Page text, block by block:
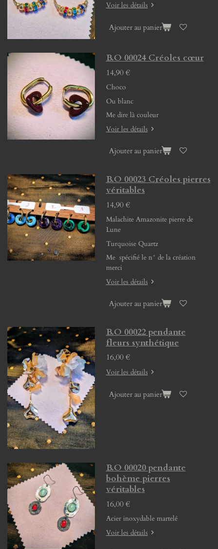
Voir les détails
Ajouter au panier
B.O 00024 Créoles cœur
14,90 €
Choco
Ou blanc
Me dire là couleur
Voir les détails
Ajouter au panier
B.O 00023 Créoles pierres
véritables
14,90 €
Malachite Amazonite pierre de
Lune
Turquoise Quartz
Me spécifié le n° de la création
merci
Voir les détails
Ajouter au panier
B.O 00022 pendante
fleurs synthétique
16,00 €
Voir les détails
Ajouter au panier
B.O 00020 pendante
bohème pierres
véritables
16,00 €
Acier inoxydable martelé
Voir les détails